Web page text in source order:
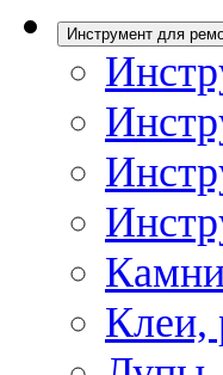
Инструмент для
Клеи,